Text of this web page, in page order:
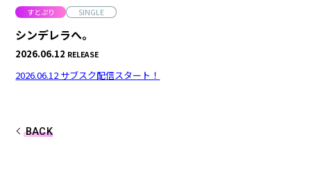
すとぷり
莉犬
ジェル
すとぷり SINGLE
シンデレラへ。
2026.06.12 RELEASE
2026.06.12 サブスク配信スタート！
BACK